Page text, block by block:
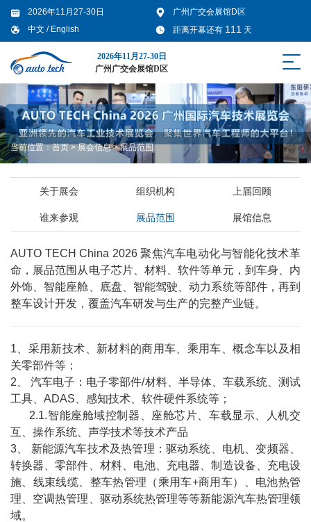
2026年11月27-30日
广州广交会展馆D区
中文 / English 距离开幕还有 111 天
2026年11月27-30日
广州广交会展馆D区
当前位置：首页>展会信息>展品范围
关于展会 组织机构 上届回顾
谁来参观 展品范围 展馆信息
AUTO TECH China 2026 聚焦汽车电动化与智能化技术革
命，展品范围从电子芯片、材料、软件等单元，到车身、内
外饰、智能座舱、底盘、智能驾驶、动力系统等部件，再到
整车设计开发，覆盖汽车研发与生产的完整产业链。
1、采用新技术、新材料的商用车、乘用车、概念车以及相
关零部件等；
2、 汽车电子：电子零部件/材料、半导体、车载系统、测试
工具、ADAS、感知技术、软件硬件系统等；
2.1.智能座舱域控制器、座舱芯片、车载显示、人机交
互、操作系统、声学技术等技术产品
3、 新能源汽车技术及热管理：驱动系统、电机、变频器、
转换器、零部件、材料、电池、充电器、制造设备、充电设
施、线束线缆、整车热管理（乘用车+商用车）、电池热管
理、空调热管理、驱动系统热管理等等新能源汽车热管理领
域。